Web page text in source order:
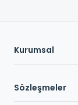
Kurumsal
Sözleşmeler